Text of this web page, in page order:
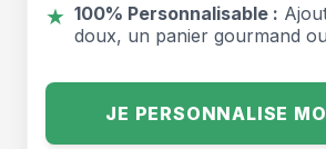
★ 100% Personnalisable :
doux, un panier gourmand
JE PERSONNALISE